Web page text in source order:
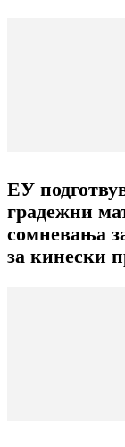
ЕУ
градежни
сомневања
за кинески